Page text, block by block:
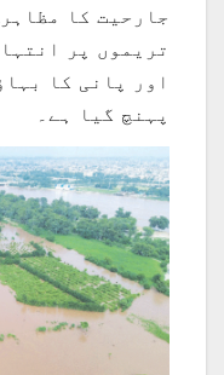
جارحیت کا
تریموں پر
پہنچ گیا ہے۔